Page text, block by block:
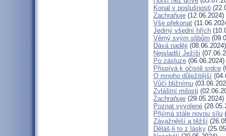
Konal v poslušnosti
Zachraňuje (12.06.2024)
Vše překonat
Jediný všední hřích
Věrný svým slibům
Dává naději (08.06.2024)
Nejsladší Ježíši
Po zásluze (06.06.2024)
Přispívá k očistě srdce
O mnoho důležitější
Vůči bližnímu
Zvláštní milosti
Zachraňuje (29.05.2024)
Poznat vyvolené
Přijímá stále novou sílu
Závažnější a těžší
Děláš-li to z lásky